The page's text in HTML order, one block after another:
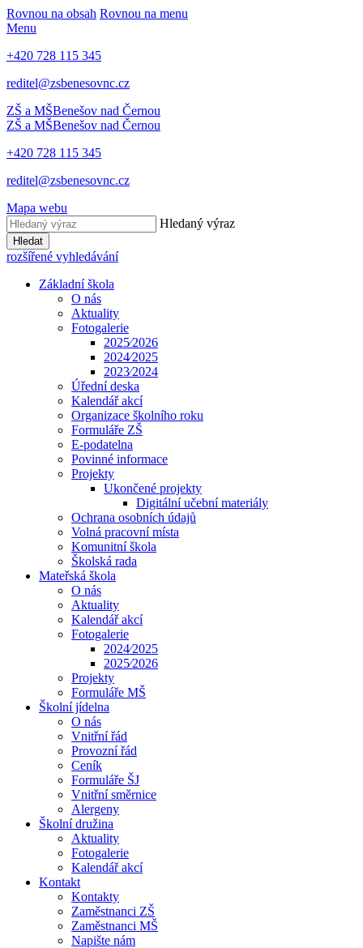
Rovnou na obsah Rovnou na menu
Menu
+420 728 115 345
reditel@zsbenesovnc.cz
ZŠ a MŠBenešov nad Černou
ZŠ a MŠBenešov nad Černou
+420 728 115 345
reditel@zsbenesovnc.cz
Mapa webu
Hledaný výraz
Hledat
rozšířené vyhledávání
Základní škola
O nás
Aktuality
Fotogalerie
2025⁄2026
2024⁄2025
2023⁄2024
Úřední deska
Kalendář akcí
Organizace školního roku
Formuláře ZŠ
E-podatelna
Povinné informace
Projekty
Ukončené projekty
Digitální učební materiály
Ochrana osobních údajů
Volná pracovní místa
Komunitní škola
Školská rada
Mateřská škola
O nás
Aktuality
Kalendář akcí
Fotogalerie
2024⁄2025
2025⁄2026
Projekty
Formuláře MŠ
Školní jídelna
O nás
Vnitřní řád
Provozní řád
Ceník
Formuláře ŠJ
Vnitřní směrnice
Alergeny
Školní družina
Aktuality
Fotogalerie
Kalendář akcí
Kontakt
Kontakty
Zaměstnanci ZŠ
Zaměstnanci MŠ
Napište nám